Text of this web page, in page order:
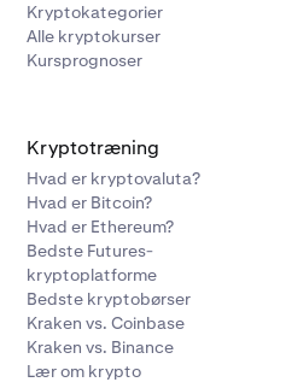
Kryptokategorier
Alle kryptokurser
Kursprognoser
Kryptotræning
Hvad er kryptovaluta?
Hvad er Bitcoin?
Hvad er Ethereum?
Bedste Futures-
kryptoplatforme
Bedste kryptobørser
Kraken vs. Coinbase
Kraken vs. Binance
Lær om krypto